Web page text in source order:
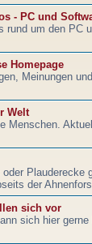
- PC und
rund um den PC
Homepage
Meinungen
Welt
Menschen.
Plauderecke
der
sich vor
sich hier